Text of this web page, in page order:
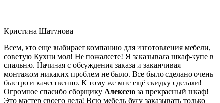
Кристина Шатунова
Всем, кто еще выбирает компанию для изготовления мебели,
советую Кухни мол! Не пожалеете! Я заказывала шкаф-купе в
спальню. Начиная с обсуждения заказа и заканчивая
монтажом никаких проблем не было. Все было сделано очень
быстро и качественно. К тому же мне ещё скидку сделали!
Огромное спасибо сборщику Алексею за прекрасный шкаф!
Это мастер своего дела! Всю мебель буду заказывать только